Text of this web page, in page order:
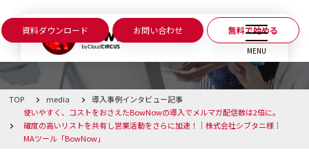
資料ダウンロード お問い合わせ 無料で始める
MENU
CLOSE
BowNowとは
課題別活用シーン
TOP media 導入事例インタビュー記事
使いやすく、コストをおさえたBowNowの導入でメルマガ配信数は2倍に。
確度の高いリストを共有し営業活動をさらに加速！｜株式会社シブタニ様｜
MAツール「BowNow」